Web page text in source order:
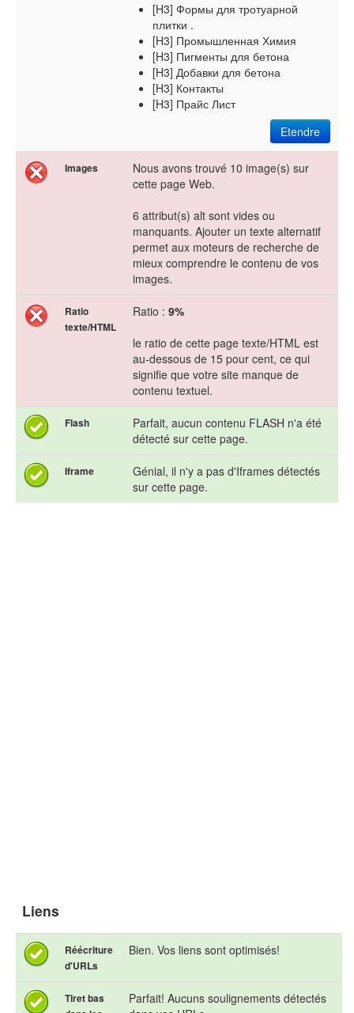
[H3] Формы для тротуарной
плитки .
[H3] Промышленная Химия
[H3] Пигменты для бетона
[H3] Добавки для бетона
[H3] Контакты
[H3] Прайс Лист
Etendre
Images
Nous avons trouvé 10 image(s) sur
cette page Web.
6 attribut(s) alt sont vides ou
manquants. Ajouter un texte alternatif
permet aux moteurs de recherche de
mieux comprendre le contenu de vos
images.
Ratio
texte/HTML
Ratio : 9%
le ratio de cette page texte/HTML est
au-dessous de 15 pour cent, ce qui
signifie que votre site manque de
contenu textuel.
Flash
Parfait, aucun contenu FLASH n'a été
détecté sur cette page.
Iframe
Génial, il n'y a pas d'Iframes détectés
sur cette page.
Liens
Réécriture
d'URLs
Bien. Vos liens sont optimisés!
Tiret bas
Parfait! Aucuns soulignements détectés